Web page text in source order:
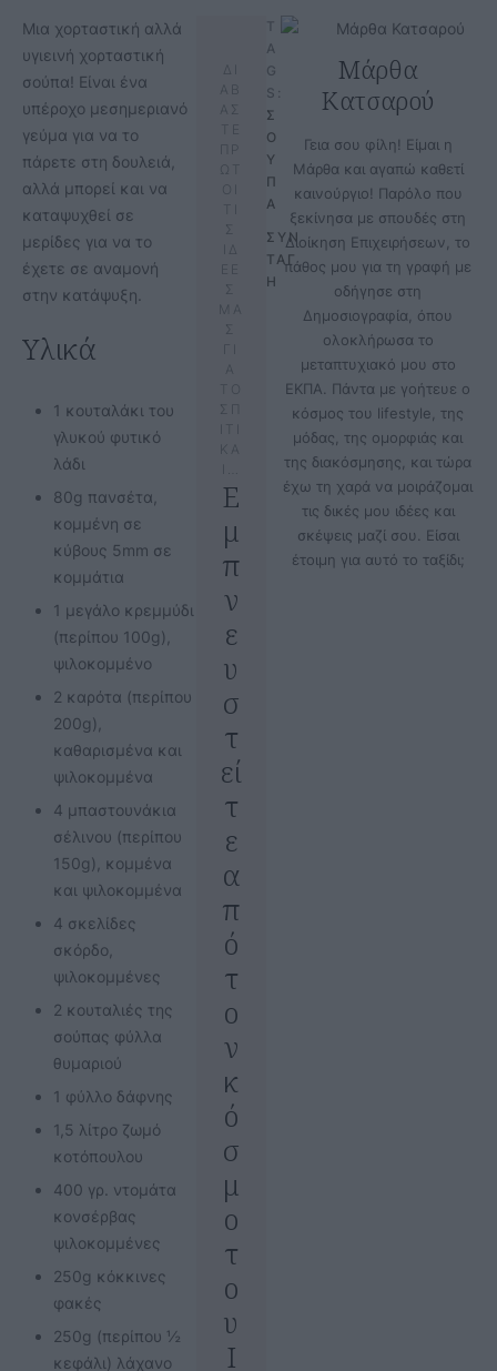
Μια χορταστική αλλά
υγιεινή χορταστική
σούπα! Είναι ένα
υπέροχο μεσημεριανό
γεύμα για να το
πάρετε στη δουλειά,
αλλά μπορεί και να
καταψυχθεί σε
μερίδες για να το
έχετε σε αναμονή
στην κατάψυξη.
Υλικά
1 κουταλάκι του
γλυκού φυτικό
λάδι
80g πανσέτα,
κομμένη σε
κύβους 5mm σε
κομμάτια
1 μεγάλο κρεμμύδι
(περίπου 100g),
ψιλοκομμένο
2 καρότα (περίπου
200g),
καθαρισμένα και
ψιλοκομμένα
4 μπαστουνάκια
σέλινου (περίπου
150g), κομμένα
και ψιλοκομμένα
4 σκελίδες
σκόρδο,
ψιλοκομμένες
2 κουταλιές της
σούπας φύλλα
θυμαριού
1 φύλλο δάφνης
1,5 λίτρο ζωμό
κοτόπουλου
400 γρ. ντομάτα
κονσέρβας
ψιλοκομμένες
250g κόκκινες
φακές
250g (περίπου ½
κεφάλι) λάχανο
ΔΙ
ΑΒ
ΑΣ
ΠΡ
Σ
ΙΔ
Σ
ΜΑ
Σ
Α
ΣΠ
ΚΑ
Ι…
Ε
μ
π
ν
ε
υ
σ
τ
εί
τ
ε
α
π
ό
τ
ο
ν
κ
ό
σ
μ
ο
τ
ο
υ
I
T
A
G
S:
Σ
Ο
Υ
Π
Α
ΣΥΝ
ΤΑΓ
Η
Μάρθα
Κατσαρού
Γεια σου φίλη! Είμαι η
Μάρθα και αγαπώ καθετί
καινούργιο! Παρόλο που
ξεκίνησα με σπουδές στη
Διοίκηση Επιχειρήσεων, το
πάθος μου για τη γραφή με
οδήγησε στη
Δημοσιογραφία, όπου
ολοκλήρωσα το
μεταπτυχιακό μου στο
ΕΚΠΑ. Πάντα με γοήτευε ο
κόσμος του lifestyle, της
μόδας, της ομορφιάς και
της διακόσμησης, και τώρα
έχω τη χαρά να μοιράζομαι
τις δικές μου ιδέες και
σκέψεις μαζί σου. Είσαι
έτοιμη για αυτό το ταξίδι;